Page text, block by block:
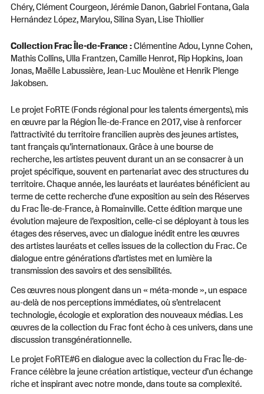
Chéry, Clément Courgeon, Jérémie Danon, Gabriel Fontana, Gala
Hernández López, Marylou, Silina Syan, Lise Thiollier
Collection Frac Île-de-France :Clémentine Adou, Lynne Cohen,
Mathis Collins, Ulla Frantzen, Camille Henrot, Rip Hopkins, Joan
Jonas, Maëlle Labussière, Jean-Luc Moulène et Henrik Plenge
Jakobsen.
Le projet FoRTE (Fonds régional pour les talents émergents), mis
en œuvre par la Région Île-de-France en 2017, vise à renforcer
l’attractivité du territoire francilien auprès des jeunes artistes,
tant français qu’internationaux. Grâce à une bourse de
recherche, les artistes peuvent durant un an se consacrer à un
projet spécifique, souvent en partenariat avec des structures du
territoire. Chaque année, les lauréats et lauréates bénéficient au
terme de cette recherche d’une exposition au sein des Réserves
du Frac Île-de-France, à Romainville. Cette édition marque une
évolution majeure de l’exposition, celle-ci se déployant à tous les
étages des réserves, avec un dialogue inédit entre les œuvres
des artistes lauréats et celles issues de la collection du Frac. Ce
dialogue entre générations d’artistes met en lumière la
transmission des savoirs et des sensibilités.
Ces œuvres nous plongent dans un « méta-monde », un espace
au-delà de nos perceptions immédiates, où s’entrelacent
technologie, écologie et exploration des nouveaux médias. Les
œuvres de la collection du Frac font écho à ces univers, dans une
discussion transgénérationnelle.
Le projet FoRTE#6 en dialogue avec la collection du Frac Île-de-
France célèbre la jeune création artistique, vecteur d’un échange
riche et inspirant avec notre monde, dans toute sa complexité.